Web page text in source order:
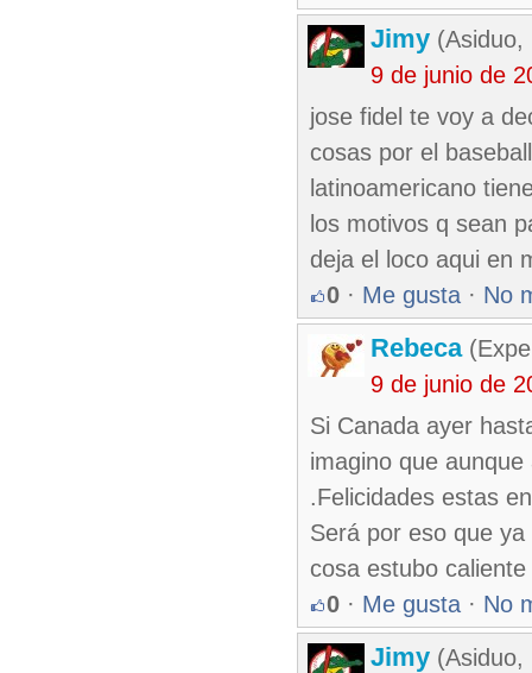
Jimy (Asiduo,
9 de junio de
jose fidel te voy a
cosas por el
latinoamericano
los motivos q sean
deja el loco aqui en
0 · Me gusta · No
Rebeca
9 de junio de
Si Canada ayer
imagino que
.Felicidades estas
Será por eso que
cosa estubo caliente
0 · Me gusta · No
Jimy (Asiduo,